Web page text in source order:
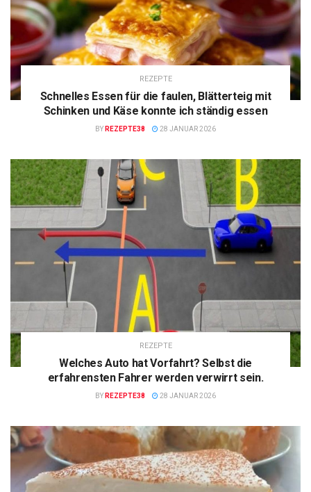
REZEPTE
Schnelles Essen für die faulen, Blätterteig mit
Schinken und Käse konnte ich ständig essen
BY REZEPTE38 28 JANUAR 2026
REZEPTE
Welches Auto hat Vorfahrt? Selbst die
erfahrensten Fahrer werden verwirrt sein.
BY REZEPTE38 28 JANUAR 2026